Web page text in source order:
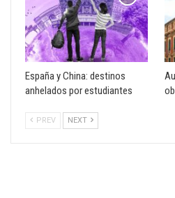
España y China: destinos
anhelados por estudiantes
PREV NEXT